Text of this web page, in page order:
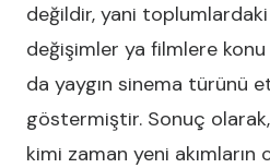
değildir, yani
değişimler ya filmlere konu
da yaygın sinema türünü
göstermiştir. Sonuç
kimi zaman yeni